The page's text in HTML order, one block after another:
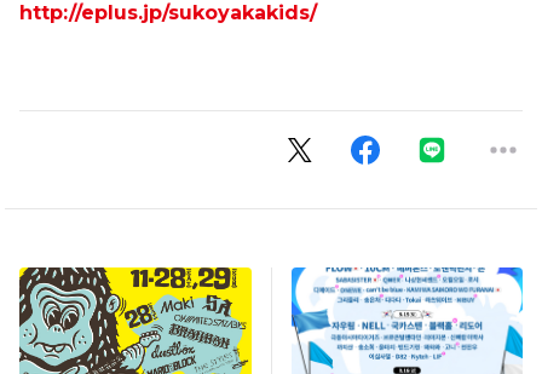
http://eplus.jp/sukoyakakids/